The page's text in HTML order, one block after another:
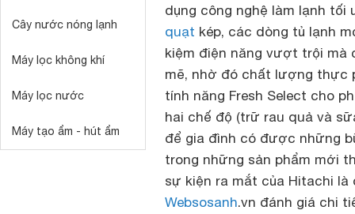
Cây nước nóng lạnh
Máy lọc không khí
Máy lọc nước
Máy tạo ẩm - hút ẩm
dụng công nghệ làm lạnh tối
quạt kép, các dòng tủ lạnh
kiệm điện năng vượt trội mà
mẽ, nhờ đó chất lượng thực
tính năng Fresh Select cho
hai chế độ (trữ rau quả và
để gia đình có được những
trong những sản phẩm mới
sự kiện ra mắt của Hitachi
Websosanh.vn đánh giá chi